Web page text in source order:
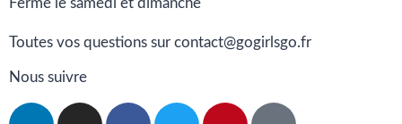
Fermé le samedi et dimanche
Toutes vos questions sur contact@gogirlsgo.fr
Nous suivre